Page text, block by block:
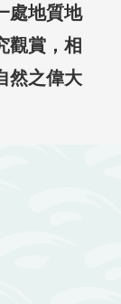
處地質地
觀賞，相
然之偉大